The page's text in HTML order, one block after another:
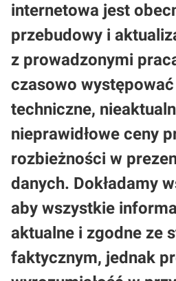
internetowa jest
przebudowy i
z prowadzonymi
czasowo występować
techniczne,
nieprawidłowe ceny
rozbieżności w
danych. Dokładamy
aby wszystkie
aktualne i zgodne ze
faktycznym, jednak